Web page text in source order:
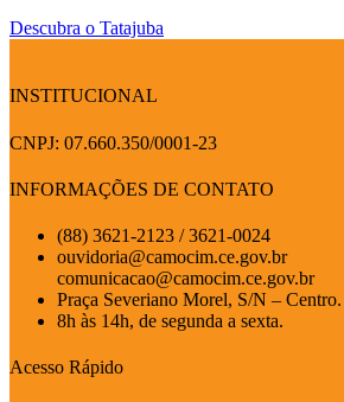
Descubra o Tatajuba
INSTITUCIONAL
CNPJ: 07.660.350/0001-23
INFORMAÇÕES DE CONTATO
(88) 3621-2123 / 3621-0024
ouvidoria@camocim.ce.gov.br
comunicacao@camocim.ce.gov.br
Praça Severiano Morel, S/N –
8h às 14h, de segunda a sexta.
Acesso Rápido